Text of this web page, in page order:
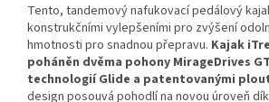
Tento, tandemový nafukovací pedálový
konstrukčními vylepšeními pro zvýšení
hmotnosti pro snadnou přepravu. Kajak
poháněn dvěma pohony MirageDrives
technologií Glide a patentovanými
design posouvá pohodlí na novou úroveň